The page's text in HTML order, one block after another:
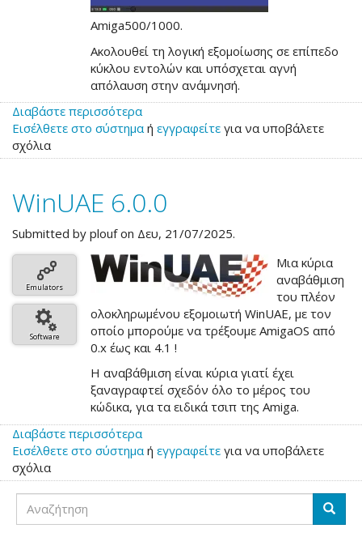
Amiga500/1000.
Ακολουθεί τη λογική εξομοίωσης σε επίπεδο
κύκλου εντολών και υπόσχεται αγνή
απόλαυση στην ανάμνησή.
Διαβάστε περισσότεραγια
το
Amiga/C64
Εισέλθετε στο σύστημαή εγγραφείτε για να υποβάλετε
σχόλια
WinUAE 6.0.0
Submitted by ploufon Δευ, 21/07/2025.
Emulators
Software
Μια κύρια
αναβάθμιση
του πλέον
ολοκληρωμένου εξομοιωτή WinUAE, με τον
οποίο μπορούμε να τρέξουμε AmigaOS από
0.x έως και 4.1 !
Η αναβάθμιση είναι κύρια γιατί έχει
ξαναγραφτεί σχεδόν όλο το μέρος του
κώδικα, για τα ειδικά τσιπ της Amiga.
Διαβάστε περισσότερα
το
6.0.0
Εισέλθετε στο σύστημα ή εγγραφείτε για να υποβάλετε
σχόλια
Αναζήτηση